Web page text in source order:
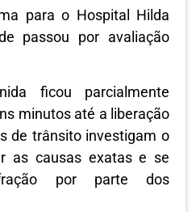
para o Hospital Hilda
passou por avaliação
ficou parcialmente
minutos até a liberação
de trânsito investigam o
as causas exatas e se
por parte dos